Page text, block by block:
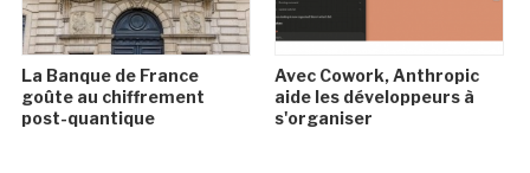
La Banque de France
goûte au chiffrement
post-quantique
Avec Cowork, Anthropic
aide les développeurs à
s'organiser